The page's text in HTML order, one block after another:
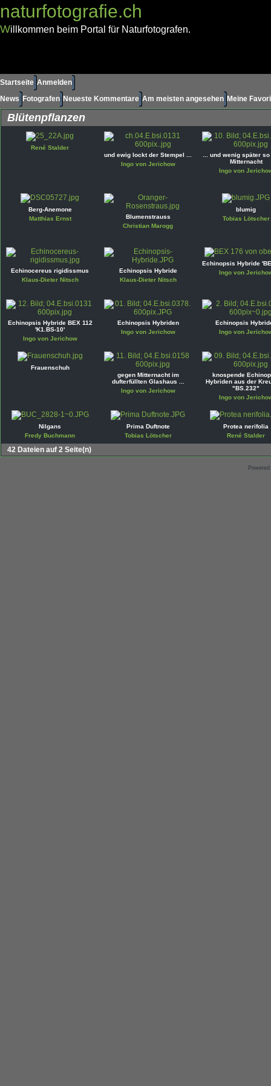
naturfotografie.ch
Willkommen beim Portal für Naturfotografen.
Startseite Anmelden
News Fotografen Neueste Kommentare Am meisten angesehen Meine
Blütenpflanzen
René Stalder
und ewig lockt der Stempel ...
Ingo von Jerichow
... und wenig später
Mitternacht
Ingo von
Berg-Anemone
Matthias Ernst
Blumenstrauss
Christian Marogg
blumig
Tobias Lötscher
Echinocereus rigidissmus
Klaus-Dieter Nitsch
Echinopsis Hybride
Klaus-Dieter Nitsch
Echinopsis Hybride
Ingo von
Echinopsis Hybride BEX 112
'K1.BS-10'
Ingo von Jerichow
Echinopsis Hybriden
Ingo von Jerichow
Echinopsis
Ingo von
Frauenschuh
gegen Mitternacht im
dufterfüllten Glashaus ...
Ingo von Jerichow
knospende
Hybriden aus der
"BS.232"
Ingo von
Nilgans
Fredy Buchmann
Prima Duftnote
Tobias Lötscher
Protea nerifolia
René Stalder
42 Dateien auf 2 Seite(n)